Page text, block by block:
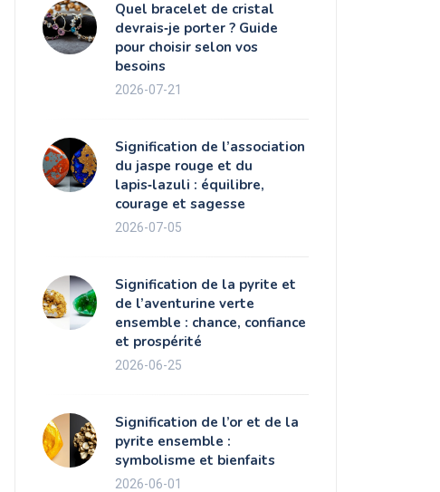
Quel bracelet de cristal
devrais‑je porter ? Guide
pour choisir selon vos
besoins
2026-07-21
Signification de l’association
du jaspe rouge et du
lapis‑lazuli : équilibre,
courage et sagesse
2026-07-05
Signification de la pyrite et
de l’aventurine verte
ensemble : chance, confiance
et prospérité
2026-06-25
Signification de l’or et de la
pyrite ensemble :
symbolisme et bienfaits
2026-06-01